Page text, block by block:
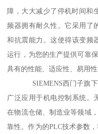
障，大大减少了停机时间和
频器拥有耐久性。它采用了
和抗震能力。这使得该变频
运行，为您的生产提供可靠
具有的性能、适应性、易用性
SIEMENS西门子旗下的
广泛应用于机电控制系统。
在物流仓储、制造业等领域
靠性。作为的PLC技术参数